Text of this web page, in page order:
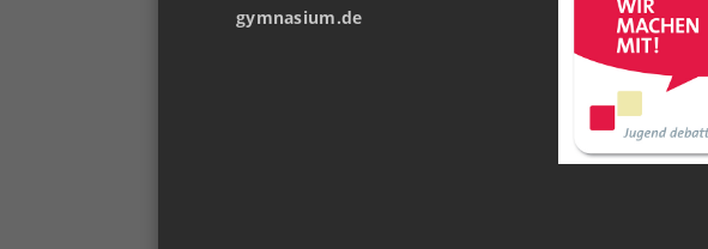
gymnasium.de